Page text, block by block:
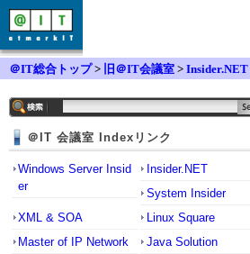
＠IT総合トップ> 旧＠IT会議室 > Insider.NET
＠IT 会議室 Indexリンク
Windows Server Insid
er
Insider.NET
System Insider
XML & SOA
Linux Square
Master of IP Network
Java Solution